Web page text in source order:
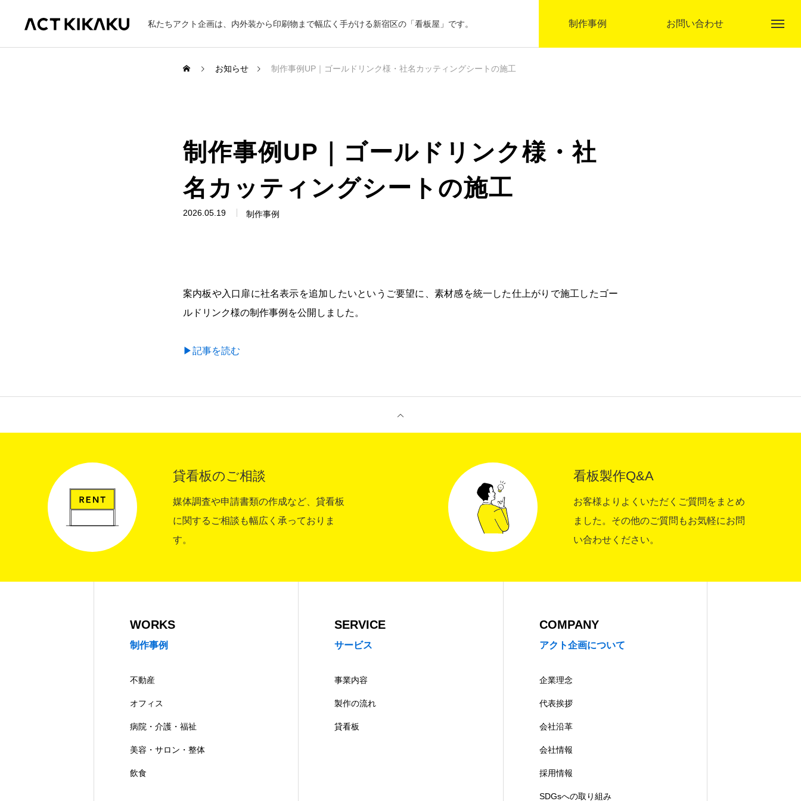
私たちアクト企画は、内外装から印刷物まで幅広く手がける新宿区の「看板屋」です。 制作事例 お問い合わせ
お知らせ 制作事例UP｜ゴールドリンク様・社名カッティングシートの施工
制作事例UP｜ゴールドリンク様・社
名カッティングシートの施工
2026.05.19 制作事例
案内板や入口扉に社名表示を追加したいというご要望に、素材感を統一した仕上がりで施工したゴー
ルドリンク様の制作事例を公開しました。
▶記事を読む
貸看板のご相談
媒体調査や申請書類の作成など、貸看板
に関するご相談も幅広く承っておりま
す。
看板製作Q&A
お客様よりよくいただくご質問をまとめ
ました。その他のご質問もお気軽にお問
い合わせください。
WORKS
制作事例
不動産
オフィス
病院・介護・福祉
美容・サロン・整体
飲食
SERVICE
サービス
事業内容
製作の流れ
貸看板
COMPANY
アクト企画について
企業理念
代表挨拶
会社沿革
会社情報
採用情報
SDGsへの取り組み